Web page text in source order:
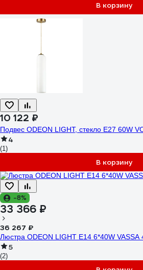
В корзину
10 122 ₽
Подвес ODEON LIGHT, стекло E27 60W
4
(1)
В корзину
-8%
33 366 ₽
36 267 ₽
Люстра ODEON LIGHT E14 6*40W VASSA
5
(2)